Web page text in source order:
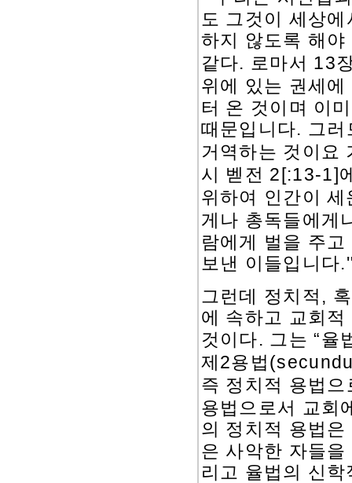
도 그것이 세상
하지 않도록 해야
같다. 로마서 13
위에 있는 권세
터 온 것이며 이
때문입니다. 그
거역하는 것이요
시 벧전 2[:13-1]
위하여 인간이
게나 총독들에게
람에게 벌을 주
보낸 이들입니다
그런데 정치적 ,
에 속하고 교회
것이다. 그는 “율
제 2용법
즉 정치적 용법
용법으로서 교회
의 정치적 용법
은 사악한 자들
리고 율법의 신